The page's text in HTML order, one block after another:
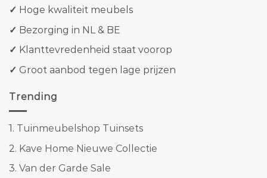
✓ Hoge kwaliteit meubels
✓ Bezorging in NL & BE
✓ Klanttevredenheid staat voorop
✓ Groot aanbod tegen lage prijzen
Trending
1. Tuinmeubelshop Tuinsets
2. Kave Home Nieuwe Collectie
3. Van der Garde Sale